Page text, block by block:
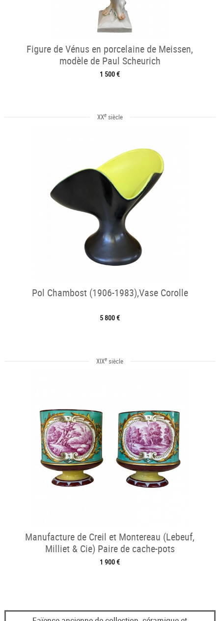
Figure de Vénus en porcelaine de Meissen,
modèle de Paul Scheurich
1 500 €
XXesiècle
Pol Chambost (1906-1983),Vase Corolle
5 800 €
XIXe siècle
Manufacture de Creil et Montereau (Lebeuf,
Milliet & Cie) Paire de cache-pots
1 900 €